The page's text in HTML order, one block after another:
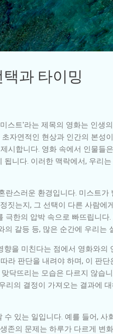
기본 콘텐츠로 건너뛰기
과 타이밍
스트'라는 제목의 영화는 인생
자연적인 현상과 인간의 본성
시합니다. 영화 속에서 인물들
니다. 이러한 맥락에서, 우리
스러운 환경입니다. 미스트
짓는지, 그 선택이 다른 사람
한의 압박 속으로 빠뜨립니
갈등 등, 많은 순간에 우리는
을 미친다는 점에서 영화와의
라 판단을 내려야 하며, 이 판
닥뜨리는 모습은 다르지 않습
의 결정이 가져오는 결과에
있는 일입니다. 예를 들어,
존의 문제는 하루가 다르게 변